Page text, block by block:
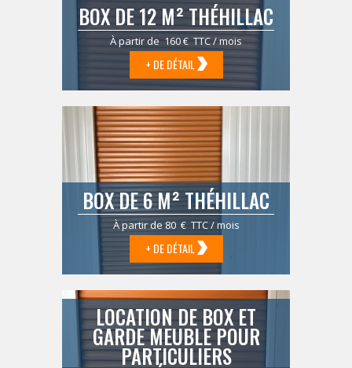
BOX DE 12 M² THÉHILLAC
À partir de 160 € TTC / mois
+ DE DÉTAIL
BOX DE 6 M² THÉHILLAC
À partir de 80 € TTC / mois
+ DE DÉTAIL
LOCATION DE BOX ET
GARDE MEUBLE POUR
PARTICULIERS